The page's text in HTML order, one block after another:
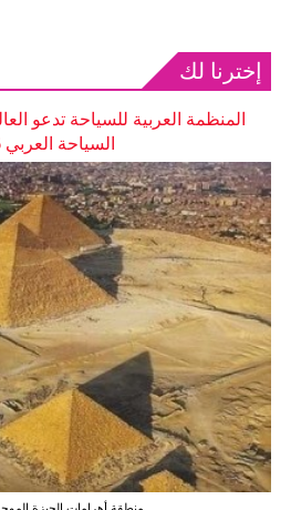
إخترنا لك
المنظمة العربية للسياحة تدعو
السياحة العربي 2026